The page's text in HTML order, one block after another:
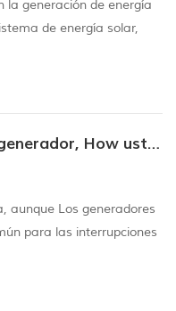
la generación de energía
de energía solar,
personas instalan
produce 5 a 6kw / H Un
Sistema de energía solar y generador, How ustedes eliges
aunque Los generadores
para las interrupciones
Propietarios. 1.Sound:
ruidosos que